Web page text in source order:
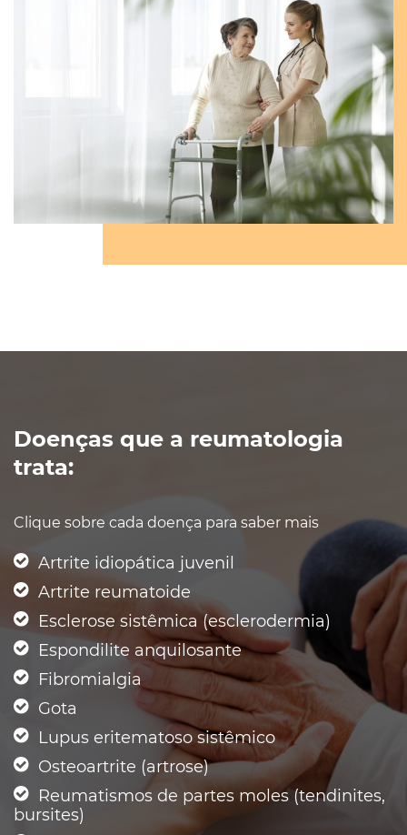
Doenças que a reumatologia
trata:
Clique sobre cada doença para saber mais
Artrite idiopática juvenil
Artrite reumatoide
Esclerose sistêmica (esclerodermia)
Espondilite anquilosante
Fibromialgia
Gota
Lupus eritematoso sistêmico
Osteoartrite (artrose)
Reumatismos de partes moles (tendinites,
bursites)